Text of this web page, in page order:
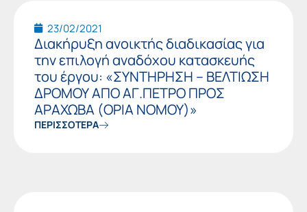
23/02/2021
Διακήρυξη ανοικτής διαδικασίας για
την επιλογή αναδόχου κατασκευής
του έργου: «ΣΥΝΤΗΡΗΣΗ – ΒΕΛΤΙΩΣΗ
ΔΡΟΜΟΥ ΑΠΟ ΑΓ.ΠΕΤΡΟ ΠΡΟΣ
ΑΡΑΧΩΒΑ (ΟΡΙΑ ΝΟΜΟΥ)»
ΠΕΡΙΣΣΟΤΕΡΑ